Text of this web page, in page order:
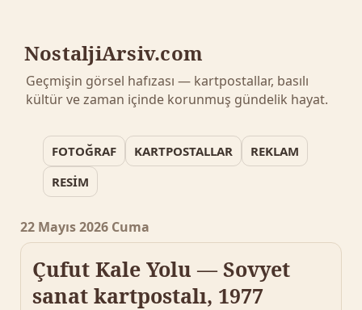
NostaljiArsiv.com
Geçmişin görsel hafızası — kartpostallar, basılı
kültür ve zaman içinde korunmuş gündelik hayat.
FOTOĞRAF KARTPOSTALLAR
REKLAM
RESİM
22 Mayıs 2026 Cuma
Çufut Kale Yolu — Sovyet
sanat kartpostalı, 1977